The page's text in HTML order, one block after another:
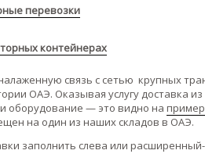
перевозки
контейнерах
связь с сетью крупных
ОАЭ. Оказывая услугу доставка
оборудование — это видно на
на один из наших складов в ОАЭ.
заполнить слева или расширенный-